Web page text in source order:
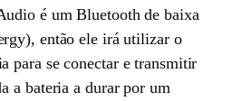
é um Bluetooth de baixa
então ele irá utilizar o
para se conectar e transmitir
a bateria a durar por um